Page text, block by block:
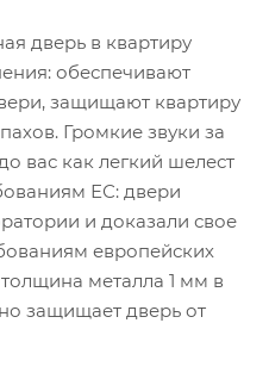
дверь в квартиру
обеспечивают
защищают квартиру
Громкие звуки за
вас как легкий шелест
ЕС: двери
и доказали свое
европейских
металла 1 мм в
защищает дверь от